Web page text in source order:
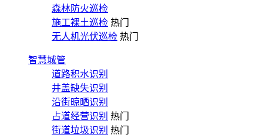
森林防火巡检
施工裸土巡检 热门
无人机光伏巡检 热门
智慧城管
道路积水识别
井盖缺失识别
沿街晾晒识别
占道经营识别 热门
街道垃圾识别 热门